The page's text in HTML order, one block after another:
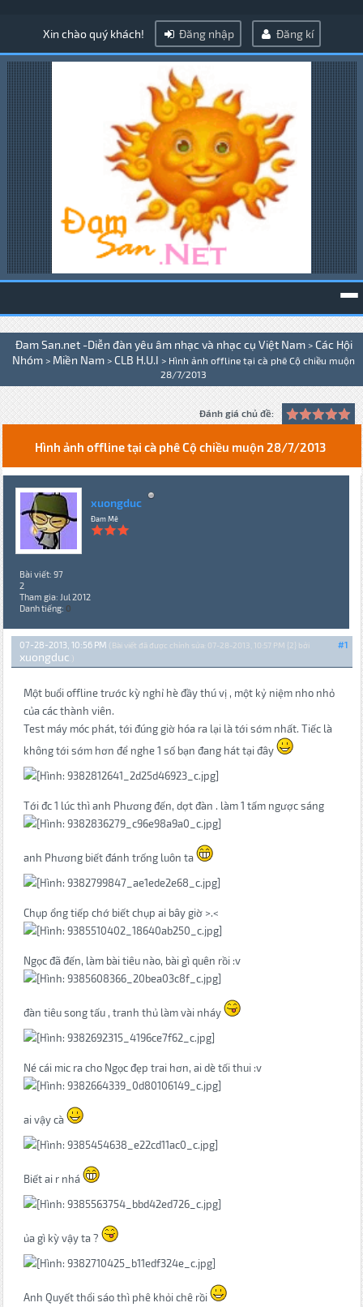
Xin chào quý khách! Đăng nhập Đăng kí
Đam San.net -Diễn đàn yêu âm nhạc và nhạc cụ Việt Nam > Các Hội
Nhóm > Miền Nam > CLB H.U.I > Hình ảnh offline tại cà phê Cộ chiều muộn
28/7/2013
Đánh giá chủ đề:
Hình ảnh offline tại cà phê Cộ chiều muộn 28/7/2013
xuongduc
Đam Mê
Bài viết: 97
2
Tham gia: Jul 2012
Danh tiếng: 0
#1
07-28-2013, 10:56 PM (Bài viết đã được chỉnh sửa: 07-28-2013, 10:57 PM {2} bởi
xuongduc .)
Một buổi offline trước kỳ nghỉ hè đầy thú vị , một kỷ niệm nho nhỏ
của các thành viên.
Test máy móc phát, tới đúng giờ hóa ra lại là tới sớm nhất. Tiếc là
không tới sớm hơn để nghe 1 số bạn đang hát tại đây
Tới đc 1 lúc thì anh Phương đến, dợt đàn . làm 1 tấm ngược sáng
anh Phương biết đánh trống luôn ta
Chụp ổng tiếp chớ biết chụp ai bây giờ >.<
Ngọc đã đến, làm bài tiêu nào, bài gì quên rồi :v
đàn tiêu song tấu , tranh thủ làm vài nháy
Né cái mic ra cho Ngọc đẹp trai hơn, ai dè tối thui :v
ai vậy cà
Biết ai r nhá
ủa gì kỳ vậy ta ?
Anh Quyết thổi sáo thì phê khỏi chê rồi